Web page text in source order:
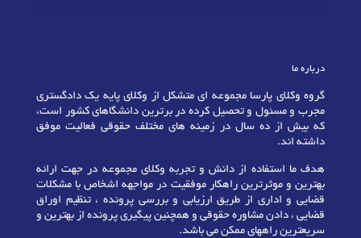
درباره ما
گروه وکلای پارسا مجموعه ای متشکل از وکلای پایه یک دادگستری
مجرب و مسئول و تحصیل کرده در برترین دانشگاهای کشور است،
که بیش از ده سال در زمینه های مختلف حقوقی فعالیت موفق
داشته اند.
هدف ما استفاده از دانش و تجربه وکلای مجموعه در جهت ارائه
بهترین و موثرترین راهکار موفقیت در مواجهه اشخاص با مشکلات
قضایی و اداری از طریق ارزیابی و بررسی پرونده ، تنظیم اوراق
قضایی ، دادن مشاوره حقوقی و همچنین پیگیری پرونده از بهترین و
سریعترین راههای ممکن می باشد.